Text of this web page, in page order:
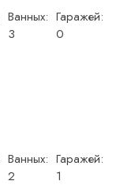
Ванных:
3
Гаражей:
0
Ванных:
2
Гаражей:
1